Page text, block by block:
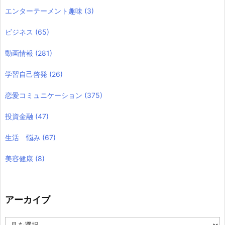
エンターテーメント趣味 (3)
ビジネス (65)
動画情報 (281)
学習自己啓発 (26)
恋愛コミュニケーション (375)
投資金融 (47)
生活 悩み (67)
美容健康 (8)
アーカイブ